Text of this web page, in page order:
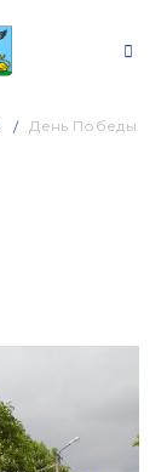
День Победы